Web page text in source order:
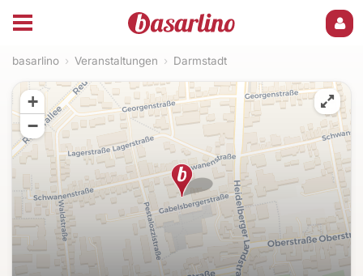
basarlino › Veranstaltungen › Darmstadt
+
−